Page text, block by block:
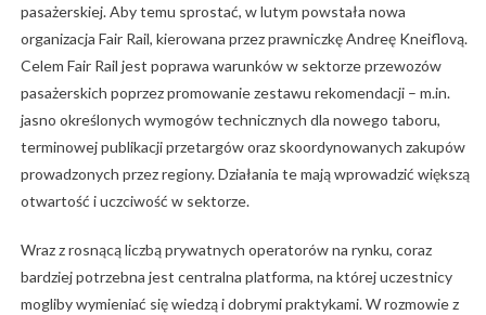
pasażerskiej. Aby temu sprostać, w lutym powstała nowa
organizacja Fair Rail, kierowana przez prawniczkę Andreę Kneiflovą.
Celem Fair Rail jest poprawa warunków w sektorze przewozów
pasażerskich poprzez promowanie zestawu rekomendacji – m.in.
jasno określonych wymogów technicznych dla nowego taboru,
terminowej publikacji przetargów oraz skoordynowanych zakupów
prowadzonych przez regiony. Działania te mają wprowadzić większą
otwartość i uczciwość w sektorze.
Wraz z rosnącą liczbą prywatnych operatorów na rynku, coraz
bardziej potrzebna jest centralna platforma, na której uczestnicy
mogliby wymieniać się wiedzą i dobrymi praktykami. W rozmowie z